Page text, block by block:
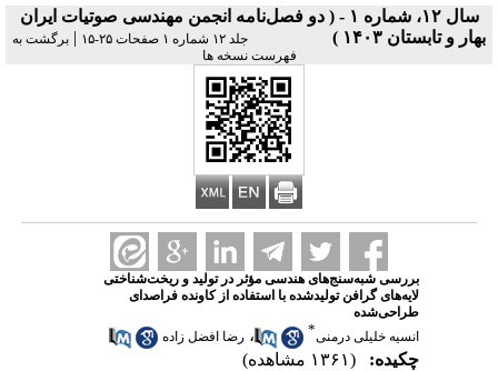
سال ۱۲، شماره ۱ - ( دو فصل‌نامه انجمن مهندسی صوتیات ايران
بهار و تابستان ۱۴۰۳ )
جلد ۱۲ شماره ۱ صفحات ۲۵-۱۵ | برگشت به
فهرست نسخه ها
بررسی شبه‌سنج‌های هندسی مؤثر در تولید و ریخت‌شناختی
لایه‌های گرافن تولید‌شده با استفاده از کاونده فراصدای
طراحی‌شده
انسیه خلیلی درمنی* ، رضا افضل زاده
چکیده:
(۱۳۶۱ مشاهده)